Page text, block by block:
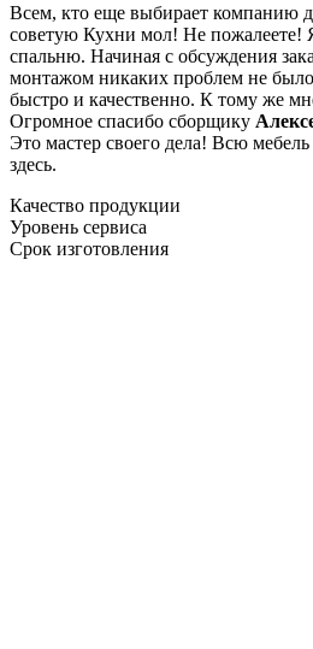
Всем, кто еще выбирает компанию
советую Кухни мол! Не пожалеете!
спальню. Начиная с обсуждения
монтажом никаких проблем не
быстро и качественно. К тому же
Огромное спасибо сборщику
Это мастер своего дела! Всю мебель
здесь.
Качество продукции
Уровень сервиса
Срок изготовления